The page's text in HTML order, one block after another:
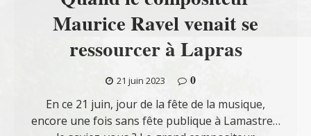
Maurice Ravel venait se
ressourcer à Lapras
21 juin 2023
0
En ce 21 juin, jour de la fête de la musique,
encore une fois sans fête publique à Lamastre…